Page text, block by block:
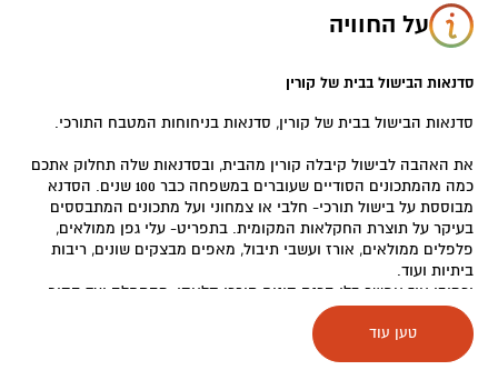
על החוויה
סדנאות הבישול בבית של קורין
סדנאות הבישול בבית של קורין, סדנאות בניחוחות המטבח התורכי.
את האהבה לבישול קיבלה קורין מהבית, ובסדנאות שלה תחלוק אתכם
כמה מהמתכונים הסודיים שעוברים במשפחה כבר 100 שנים. הסדנא
מבוססת על בישול תורכי- חלבי או צמחוני ועל מתכונים המתבססים
בעיקר על תוצרת החקלאות המקומית. בתפריט- עלי גפן ממולאים,
פלפלים ממולאים, אורז ועשבי תיבול, מאפים מבצקים שונים, ריבות
ביתיות ועוד.
וכמובן איך אפשר בלי הכנת קינוח תורכי קלאסי, מהתחלה ועד הסוף.
בסיום תתפנקו עם "כל הטוב הזה" על השולחן אצל קורין או שתוכלו
לארוז ולקחת את מעשה ידכם וליהנות מארוחה בכל מקום שתבחרו.
טען עוד